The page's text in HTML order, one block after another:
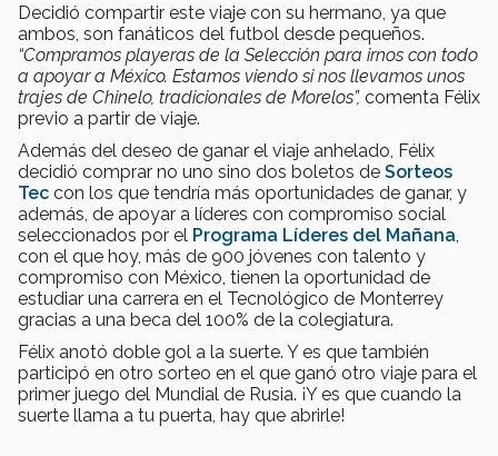
Decidió compartir este viaje con su hermano, ya que
ambos, son fanáticos del futbol desde pequeños.
“Compramos playeras de la Selección para irnos con todo
a apoyar a México. Estamos viendo si nos llevamos unos
trajes de Chinelo, tradicionales de Morelos”, comenta Félix
previo a partir de viaje.
Además del deseo de ganar el viaje anhelado, Félix
decidió comprar no uno sino dos boletos de Sorteos
Tec con los que tendría más oportunidades de ganar, y
además, de apoyar a líderes con compromiso social
seleccionados por el Programa Líderes del Mañana
con el que hoy, más de 900 jóvenes con talento y
compromiso con México, tienen la oportunidad de
estudiar una carrera en el Tecnológico de Monterrey
gracias a una beca del 100% de la colegiatura.
Félix anotó doble gol a la suerte. Y es que también
participó en otro sorteo en el que ganó otro viaje para el
primer juego del Mundial de Rusia. ¡Y es que cuando la
suerte llama a tu puerta, hay que abrirle!